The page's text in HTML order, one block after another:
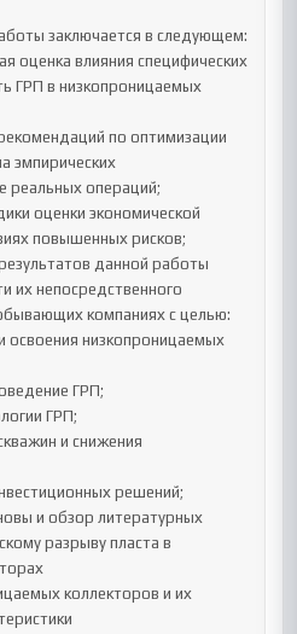
заключается в следующем:
оценка влияния специфических
ГРП в низкопроницаемых
по оптимизации
эмпирических
реальных операций;
оценки экономической
повышенных рисков;
данной работы
их непосредственного
компаниях с целью:
низкопроницаемых
ГРП;
ГРП;
и снижения
решений;
и обзор литературных
разрыву пласта в
коллекторов и их